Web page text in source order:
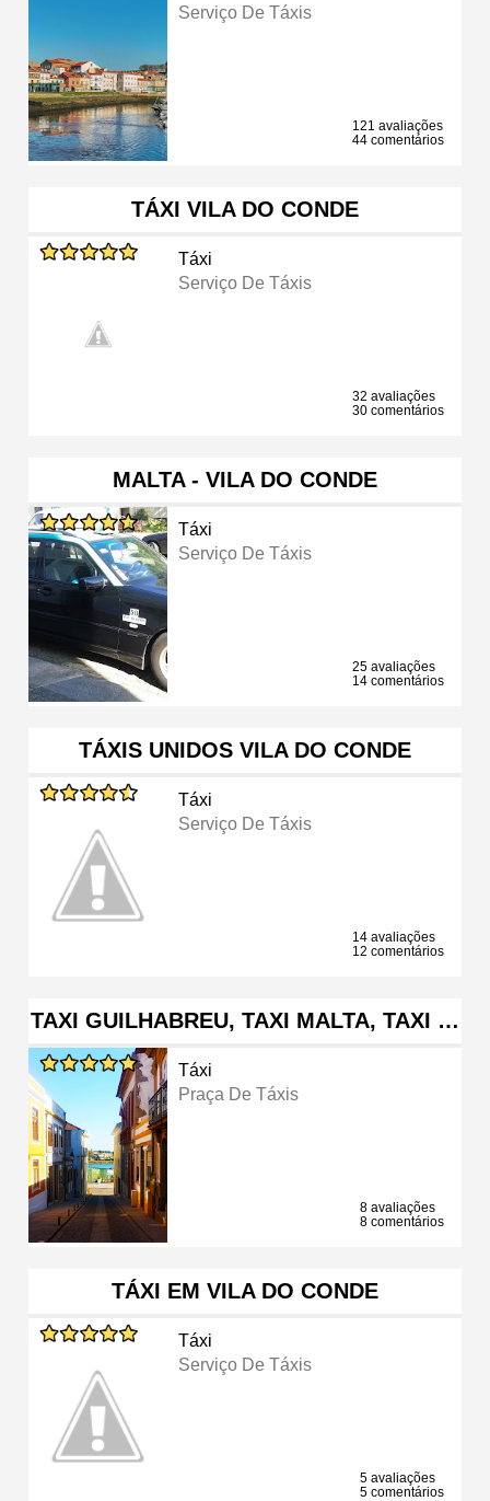
Serviço De Táxis
121 avaliações
44 comentários
TÁXI VILA DO CONDE
Táxi
Serviço De Táxis
32 avaliações
30 comentários
MALTA - VILA DO CONDE
Táxi
Serviço De Táxis
25 avaliações
14 comentários
TÁXIS UNIDOS VILA DO CONDE
Táxi
Serviço De Táxis
14 avaliações
12 comentários
TAXI GUILHABREU, TAXI MALTA, TAXI …
Táxi
Praça De Táxis
8 avaliações
8 comentários
TÁXI EM VILA DO CONDE
Táxi
Serviço De Táxis
5 avaliações
5 comentários